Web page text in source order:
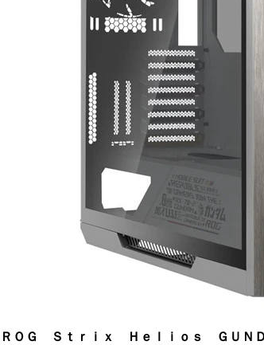
ＲＯＧ Ｓｔｒｉｘ Ｈｅｌｉｏｓ ＧＵＮ